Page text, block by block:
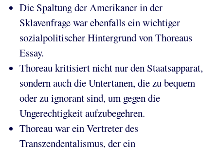
Die Spaltung der Amerikaner in der
Sklavenfrage war ebenfalls ein wichtiger
sozialpolitischer Hintergrund von Thoreaus
Essay.
Thoreau kritisiert nicht nur den Staatsapparat,
sondern auch die Untertanen, die zu bequem
oder zu ignorant sind, um gegen die
Ungerechtigkeit aufzubegehren.
Thoreau war ein Vertreter des
Transzendentalismus, der ein